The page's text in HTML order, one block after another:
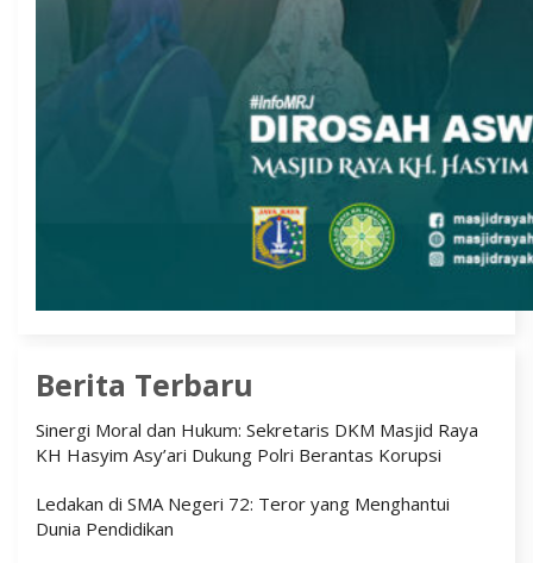
Berita Terbaru
Sinergi Moral dan Hukum: Sekretaris DKM Masjid Raya
KH Hasyim Asy’ari Dukung Polri Berantas Korupsi
Ledakan di SMA Negeri 72: Teror yang Menghantui
Dunia Pendidikan